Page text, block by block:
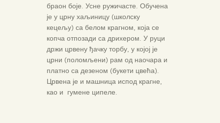
браон боје. Усне ружичасте. Обучена
је у црну хаљиницу (школску
кецељу) са белом крагном, која се
копча отпозади са дрихером. У руци
држи црвену ђачку торбу, у којој је
црни (поломљени) рам од наочара и
платно са дезеном (букети цвећа).
Црвена је и машница испод крагне,
као и гумене ципеле.